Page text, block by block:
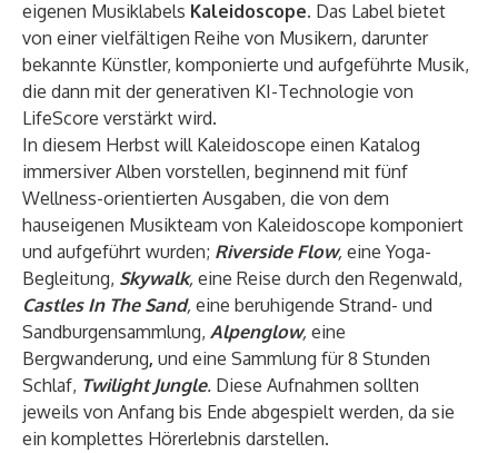
eigenen Musiklabels Kaleidoscope. Das Label bietet
von einer vielfältigen Reihe von Musikern, darunter
bekannte Künstler, komponierte und aufgeführte Musik,
die dann mit der generativen KI-Technologie von
LifeScore verstärkt wird.
In diesem Herbst will Kaleidoscope einen Katalog
immersiver Alben vorstellen, beginnend mit fünf
Wellness-orientierten Ausgaben, die von dem
hauseigenen Musikteam von Kaleidoscope komponiert
und aufgeführt wurden; Riverside Flow, eine Yoga-
Begleitung, Skywalk, eine Reise durch den Regenwald,
Castles In The Sand, eine beruhigende Strand- und
Sandburgensammlung, Alpenglow, eine
Bergwanderung, und eine Sammlung für 8 Stunden
Schlaf, Twilight Jungle. Diese Aufnahmen sollten
jeweils von Anfang bis Ende abgespielt werden, da sie
ein komplettes Hörerlebnis darstellen.